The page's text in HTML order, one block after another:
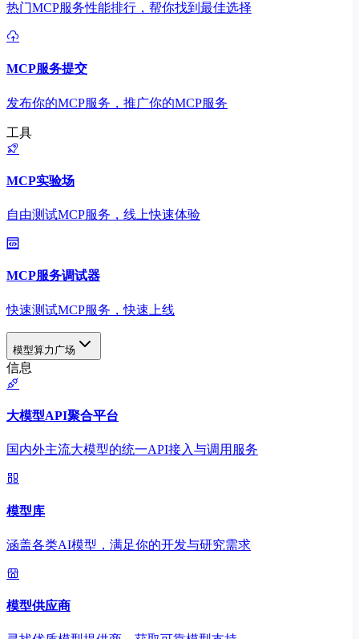
热门MCP服务性能排行，帮你找到最佳选择
MCP服务提交
发布你的MCP服务，推广你的MCP服务
工具
MCP实验场
自由测试MCP服务，线上快速体验
MCP服务调试器
快速测试MCP服务，快速上线
模型算力广场
信息
大模型API聚合平台
国内外主流大模型的统一API接入与调用服务
模型库
涵盖各类AI模型，满足你的开发与研究需求
模型供应商